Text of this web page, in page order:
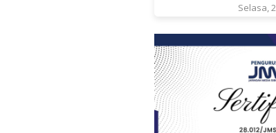
Selasa,